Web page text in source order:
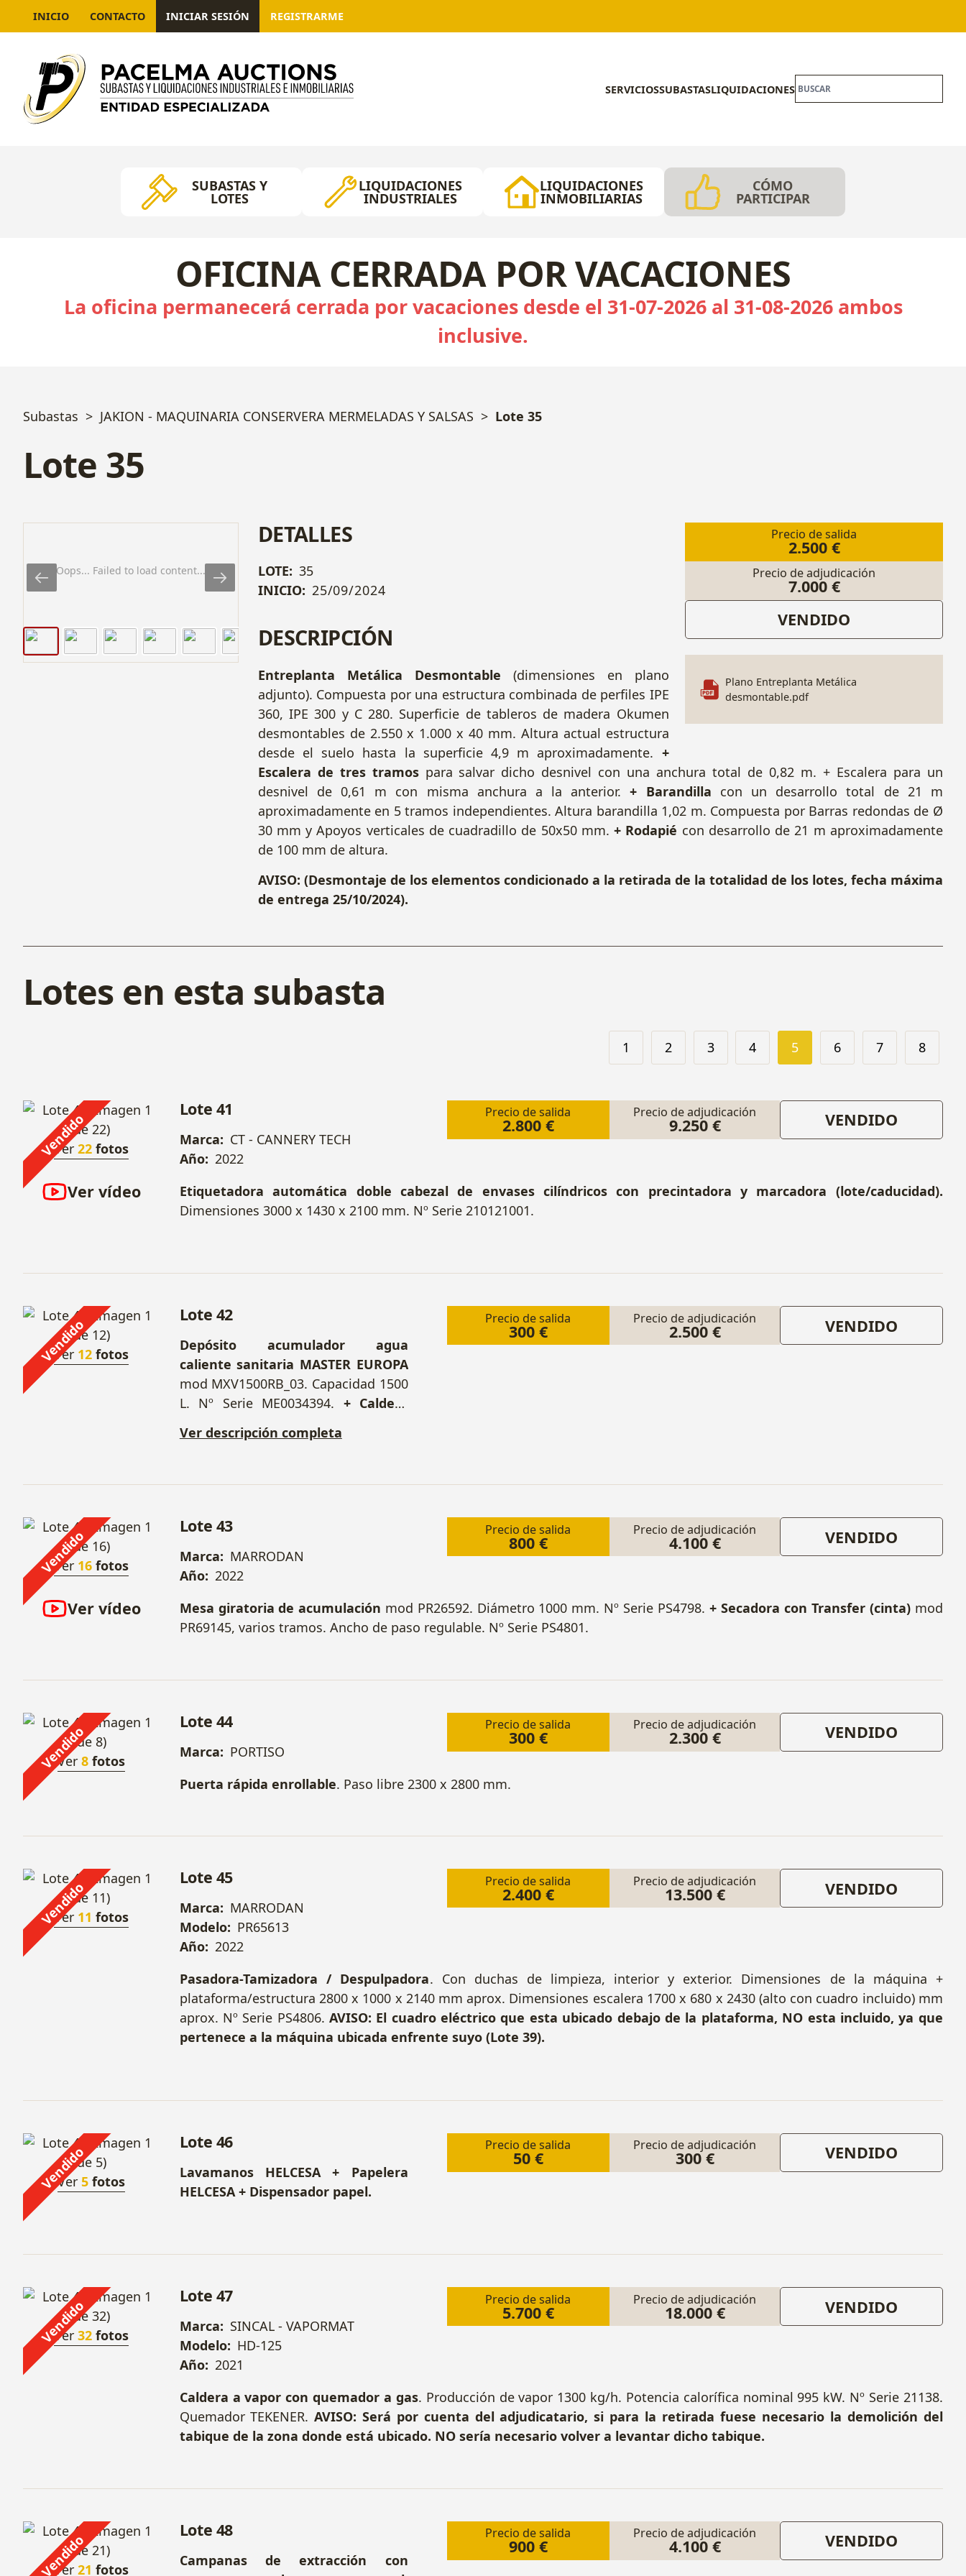
INICIO CONTACTO INICIAR SESIÓN REGISTRARME
SERVICIOSSUBASTASLIQUIDACIONES
SUBASTAS Y
LOTES
LIQUIDACIONES
INDUSTRIALES
LIQUIDACIONES
INMOBILIARIAS
CÓMO
PARTICIPAR
OFICINA CERRADA POR VACACIONES
La oficina permanecerá cerrada por vacaciones desde el 31-07-2026 al 31-08-2026 ambos
inclusive.
Subastas JAKION - MAQUINARIA CONSERVERA MERMELADAS Y SALSAS Lote 35
Lote 35
Oops... Failed to load content...
Precio de salida
2.500 €
Precio de adjudicación
7.000 €
VENDIDO
Plano Entreplanta Metálica
desmontable.pdf
DETALLES
LOTE: 35
INICIO: 25/09/2024
DESCRIPCIÓN
Entreplanta Metálica Desmontable (dimensiones en plano
adjunto). Compuesta por una estructura combinada de perfiles IPE
360, IPE 300 y C 280. Superficie de tableros de madera Okumen
desmontables de 2.550 x 1.000 x 40 mm. Altura actual estructura
desde el suelo hasta la superficie 4,9 m aproximadamente. +
Escalera de tres tramospara salvar dicho desnivel con una anchura total de 0,82 m. + Escalera para un
desnivel de 0,61 m con misma anchura a la anterior.+ Barandilla con un desarrollo total de 21 m
aproximadamente en 5 tramos independientes. Altura barandilla 1,02 m. Compuesta por Barras redondas de Ø
30 mm y Apoyos verticales de cuadradillo de 50x50 mm.+ Rodapié con desarrollo de 21 m aproximadamente
de 100 mm de altura.
AVISO: (Desmontaje de los elementos condicionado a la retirada de la totalidad de los lotes, fecha máxima
de entrega 25/10/2024).
Lotes en esta subasta
1 2 3 4 5 6 7 8
Vendido
Ver22 fotos
Ver vídeo
Precio de salida
2.800 €
Precio de adjudicación
9.250 € VENDIDO
Lote 41
Marca: CT - CANNERY TECH
Año: 2022
Etiquetadora automática doble cabezal de envases cilíndricos con precintadora y marcadora (lote/caducidad).
Dimensiones 3000 x 1430 x 2100 mm. Nº Serie 210121001.
Vendido
Ver 12 fotos
Precio de salida
300 €
Precio de adjudicación
2.500 € VENDIDO
Lote 42
Depósito acumulador agua
caliente sanitaria MASTER EUROPA
mod MXV1500RB_03. Capacidad 1500
L. Nº Serie ME0034394. + Caldera
Serie 5204301100.
Ver descripción completa
Vendido
Ver 16 fotos
Ver vídeo
Precio de salida
800 €
Precio de adjudicación
4.100 € VENDIDO
Lote 43
Marca: MARRODAN
Año: 2022
Mesa giratoria de acumulación mod PR26592. Diámetro 1000 mm. Nº Serie PS4798. + Secadora con Transfer (cinta)mod
PR69145, varios tramos. Ancho de paso regulable. Nº Serie PS4801.
Vendido
Ver8 fotos
Precio de salida
300 €
Precio de adjudicación
2.300 € VENDIDO
Lote 44
Marca: PORTISO
Puerta rápida enrollable. Paso libre 2300 x 2800 mm.
Vendido
Ver 11 fotos
Precio de salida
2.400 €
Precio de adjudicación
13.500 € VENDIDO
Lote 45
Marca: MARRODAN
Modelo: PR65613
Año: 2022
Pasadora-Tamizadora / Despulpadora. Con duchas de limpieza, interior y exterior. Dimensiones de la máquina +
plataforma/estructura 2800 x 1000 x 2140 mm aprox. Dimensiones escalera 1700 x 680 x 2430 (alto con cuadro incluido) mm
aprox. Nº Serie PS4806. AVISO: El cuadro eléctrico que esta ubicado debajo de la plataforma, NO esta incluido, ya que
pertenece a la máquina ubicada enfrente suyo (Lote 39).
Vendido
Ver5 fotos
Precio de salida
50 €
Precio de adjudicación
300 € VENDIDO
Lote 46
Lavamanos HELCESA + Papelera
HELCESA + Dispensador papel.
Vendido
Ver32 fotos
Precio de salida
5.700 €
Precio de adjudicación
18.000 € VENDIDO
Lote 47
Marca: SINCAL - VAPORMAT
Modelo: HD-125
Año: 2021
Caldera a vapor con quemador a gas. Producción de vapor 1300 kg/h. Potencia calorífica nominal 995 kW. Nº Serie 21138.
Quemador TEKENER. AVISO: Será por cuenta del adjudicatario, si para la retirada fuese necesario la demolición del
tabique de la zona donde está ubicado. NO sería necesario volver a levantar dicho tabique.
Vendido
Ver21 fotos
Precio de salida
900 €
Precio de adjudicación
4.100 € VENDIDO
Lote 48
Campanas de extracción con